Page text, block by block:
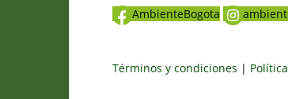
AmbienteBogota
Términos y condiciones |